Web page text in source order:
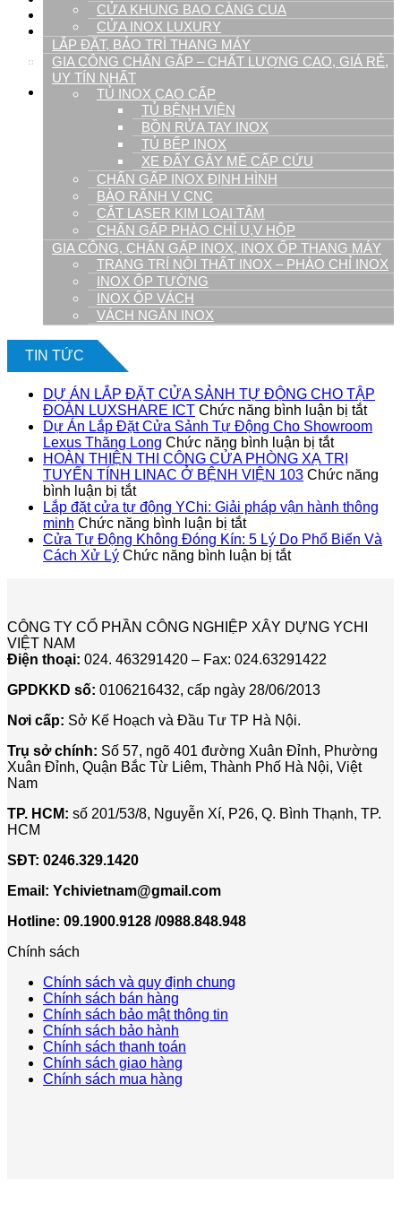
Tuyển Dụng
Liên hệ
09.1900.9128
Chưa có sản phẩm trong giỏ hàng.
CỬA KHUNG BAO CÀNG CUA
CỬA INOX LUXURY
LẮP ĐẶT, BẢO TRÌ THANG MÁY
GIA CÔNG CHẤN GẤP – CHẤT LƯỢNG CAO, GIÁ RẺ,
UY TÍN NHẤT
TỦ INOX CAO CẤP
TỦ BỆNH VIỆN
BỒN RỬA TAY INOX
TỦ BẾP INOX
XE ĐẨY GÂY MÊ CẤP CỨU
CHẤN GẤP INOX ĐỊNH HÌNH
BÀO RÃNH V CNC
CẮT LASER KIM LOẠI TẤM
CHẤN GẤP PHÀO CHỈ U,V HỘP
GIA CÔNG, CHẤN GẤP INOX, INOX ỐP THANG MÁY
TRANG TRÍ NỘI THẤT INOX – PHÀO CHỈ INOX
INOX ỐP TƯỜNG
INOX ỐP VÁCH
VÁCH NGĂN INOX
TIN TỨC
DỰ ÁN LẮP ĐẶT CỬA SẢNH TỰ ĐỘNG CHO TẬP
ĐOÀN LUXSHARE ICT Chức năng bình luận bị tắtở
DỰ
ĐẶT
ICT
Dự Án Lắp Đặt Cửa Sảnh Tự Động Cho Showroom
Lexus Thăng Long Chức năng bình luận bị tắtở
Dự
Án
Đặt
Sảnh
Lexus
Thăng
HOÀN THIỆN THI CÔNG CỬA PHÒNG XẠ TRỊ
TUYẾN TÍNH LINAC Ở BỆNH VIỆN 103 Chức năng
bình luận bị tắtở
HOÀN
THIỆN
THI
CÔNG
TRỊ
TUYẾN
TÍNH
LINAC
Ở
BỆNH
VIỆN
103
Lắp đặt cửa tự động YChi: Giải pháp vận hành thông
minh Chức năng bình luận bị tắtở
Lắp
đặt
YChi:
Giải
pháp
vận
hành
thông
minh
Cửa Tự Động Không Đóng Kín: 5 Lý Do Phổ Biến Và
Cách Xử Lý Chức năng bình luận bị tắtở
Không
Đóng
Kín:
5
Lý
Do
Phổ
Và
Cách
CÔNG TY CỔ PHẦN CÔNG NGHIỆP XÂY DỰNG YCHI
VIỆT NAM
Điện thoại: 024. 463291420 – Fax: 024.63291422
GPDKKD số: 0106216432, cấp ngày 28/06/2013
Nơi cấp: Sở Kế Hoạch và Đầu Tư TP Hà Nội.
Trụ sở chính: Số 57, ngõ 401 đường Xuân Đỉnh, Phường
Xuân Đỉnh, Quận Bắc Từ Liêm, Thành Phố Hà Nội, Việt
Nam
TP. HCM: số 201/53/8, Nguyễn Xí, P26, Q. Bình Thạnh, TP.
HCM
SĐT: 0246.329.1420
Email: Ychivietnam@gmail.com
Hotline: 09.1900.9128 /0988.848.948
Chính sách
Chính sách và quy định chung
Chính sách bán hàng
Chính sách bảo mật thông tin
Chính sách bảo hành
Chính sách thanh toán
Chính sách giao hàng
Chính sách mua hàng